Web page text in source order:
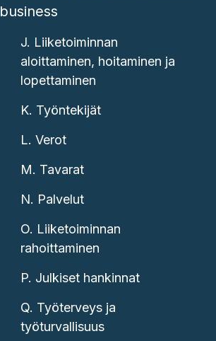
business
J. Liiketoiminnan
aloittaminen, hoitaminen ja
lopettaminen
K. Työntekijät
L. Verot
M. Tavarat
N. Palvelut
O. Liiketoiminnan
rahoittaminen
P. Julkiset hankinnat
Q. Työterveys ja
työturvallisuus